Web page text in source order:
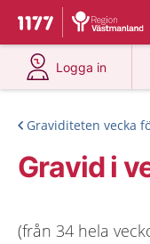
Till startsidan för
Du har valt
Logga in
på 1177.se
Graviditeten vecka
Gravid i
(från 34 hela